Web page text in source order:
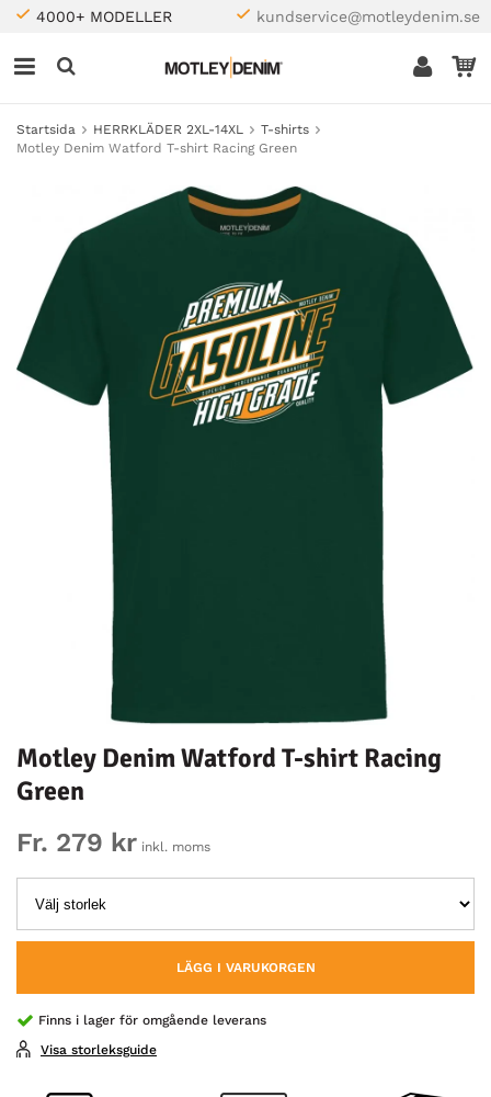
4000+ MODELLER kundservice@motleydenim.se
Startsida HERRKLÄDER 2XL-14XL
T-shirts
Motley Denim Watford T-shirt Racing Green
Motley Denim Watford T-shirt Racing
Green
Fr. 279 kr inkl. moms
LÄGG I VARUKORGEN
Finns i lager för omgående leverans
Visa storleksguide